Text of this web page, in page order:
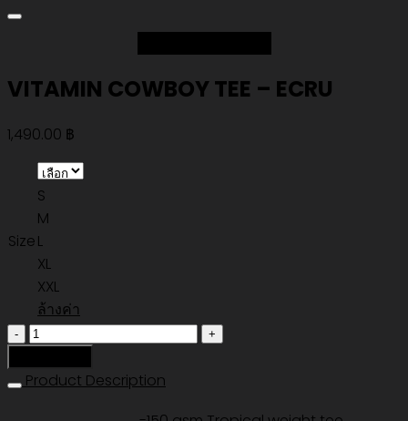
VITAMIN COWBOY TEE – ECRU
1,490.00 ฿
Size
S
M
L
XL
XXL
ล้างค่า
จำนวน
COWBOY
Product Description